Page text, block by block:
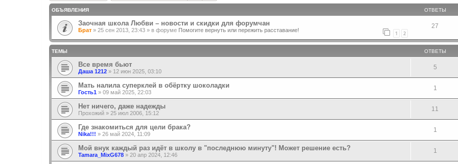
ОБЪЯВЛЕНИЯ ОТВЕТЫ
Заочная школа Любви – новости и скидки для форумчан
Брат » 25 сен 2013, 23:43 » в форуме Помогите вернуть или пережить расставание! 1 2
27
ТЕМЫ ОТВЕТЫ
Все время бьют
Даша 1212 » 12 июн 2025, 03:10
5
Мать налила суперклей в обёртку шоколадки
Гость1 » 09 май 2025, 22:03
1
Нет ничего, даже надежды
Прохожий » 25 июл 2006, 15:12
11
Где знакомиться для цели брака?
Nika!!! » 26 май 2024, 11:09
1
Мой внук каждый раз идёт в школу в "последнюю минуту"! Может решение есть?
Tamara_MixG678 » 20 апр 2024, 12:46
1